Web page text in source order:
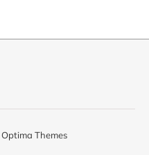
Optima Themes